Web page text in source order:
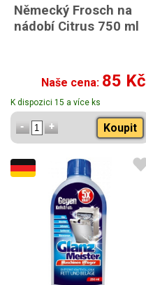
Německý Frosch na
nádobí Citrus 750 ml
Naše cena: 85 Kč
K dispozici 15 a více ks
Koupit